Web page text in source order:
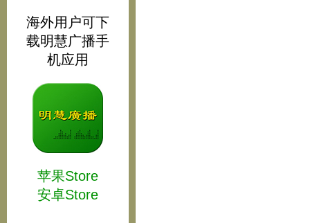
海外用户可下
载明慧广播手
机应用
苹果Store
安卓Store